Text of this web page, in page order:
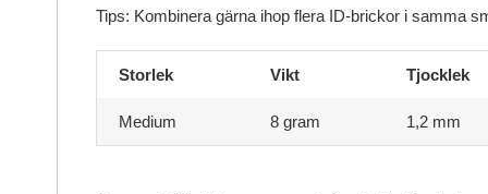
Tips: Kombinera gärna ihop flera ID-brickor i samma
Storlek Vikt Tjocklek
Medium 8 gram 1,2 mm